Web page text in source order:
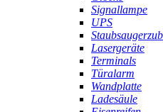
Signallampe
UPS
Lasergeräte
Terminals
Türalarm
Wandplatte
Ladesäule